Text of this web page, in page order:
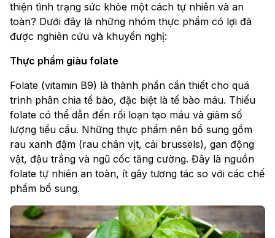
thiện tình trạng sức khỏe một cách tự nhiên và an
toàn? Dưới đây là những nhóm thực phẩm có lợi đã
được nghiên cứu và khuyến nghị:
Thực phẩm giàu folate
Folate (vitamin B9) là thành phần cần thiết cho quá
trình phân chia tế bào, đặc biệt là tế bào máu. Thiếu
folate có thể dẫn đến rối loạn tạo máu và giảm số
lượng tiểu cầu. Những thực phẩm nên bổ sung gồm
rau xanh đậm (rau chân vịt, cải brussels), gan động
vật, đậu trắng và ngũ cốc tăng cường. Đây là nguồn
folate tự nhiên an toàn, ít gây tương tác so với các chế
phẩm bổ sung.